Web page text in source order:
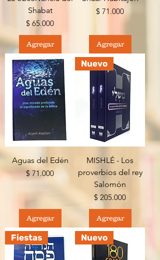
Shabat
Precio
$ 65.000
Agregar
Precio
$ 71.000
Agregar
Aguas del Edén
Precio
$ 71.000
Agregar
Nuevo
MISHLÉ - Los
proverbios del rey
Salomón
Precio
$ 205.000
Agregar
Fiestas Nuevo